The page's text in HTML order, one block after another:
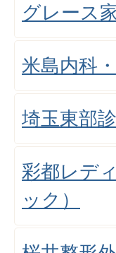
グレース
米島内科
埼玉東部
彩都レデ
ック）